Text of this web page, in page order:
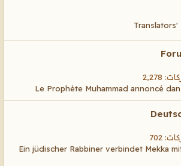
Translators'
Le Prophète Muhammad annoncé
Ein jüdischer Rabbiner verbindet Mekka